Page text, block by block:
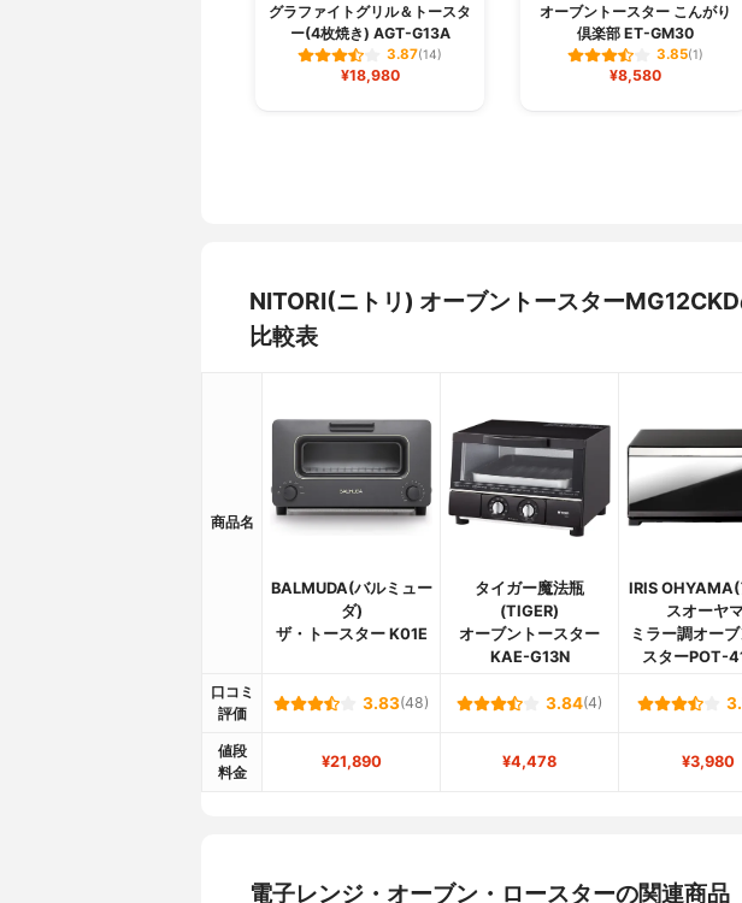
グラファイトグリル＆トースタ
ー(4枚焼き) AGT-G13A
3.87(14)
¥18,980
オーブントースター こんがり
倶楽部 ET-GM30
3.85(1)
¥8,580
NITORI(ニトリ) オーブントースター
比較表
商品名
BALMUDA(バルミュー
ダ)
ザ・トースター K01E
タイガー魔法瓶
(TIGER)
オーブントースター
KAE-G13N
IRIS OHYAMA(
スオーヤ
ミラー調オー
スターPOT-
口コミ
評価
3.83(48) 3.84(4)
値段
料金
¥21,890 ¥4,478 ¥3,980
電子レンジ・オーブン・ロースターの関連商品